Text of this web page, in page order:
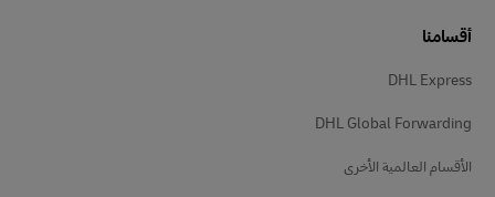
أقسامنا
DHL Express
DHL Global Forwarding
الأقسام العالمية الأخرى